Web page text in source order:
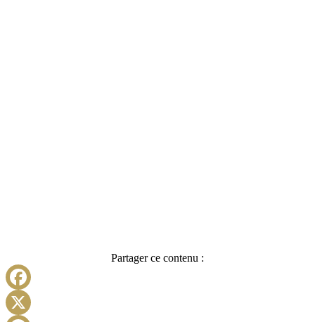
Partager ce contenu :